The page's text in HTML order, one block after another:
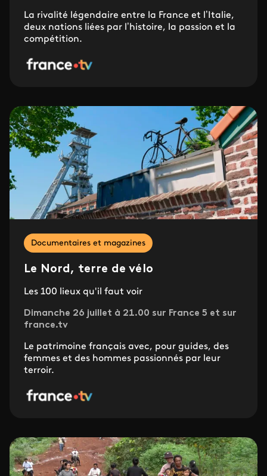
La rivalité légendaire entre la France et l’Italie,
deux nations liées par l’histoire, la passion et la
compétition.
Documentaires et magazines
Le Nord, terre de vélo
Les 100 lieux qu'il faut voir
Dimanche 26 juillet à 21.00 sur France 5 et sur
france.tv
Le patrimoine français avec, pour guides, des
femmes et des hommes passionnés par leur
terroir.